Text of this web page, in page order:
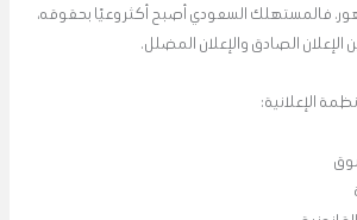
فالمستهلك السعودي أصبح أكثر وعيًا بحقوقه،
الإعلان الصادق والإعلان المضلل.
الإعلانية: